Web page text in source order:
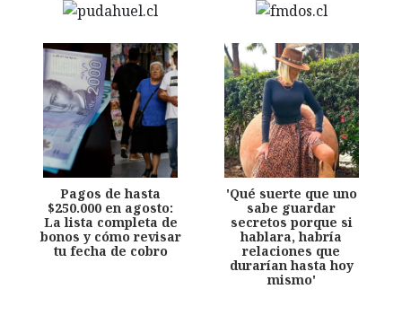
Pagos de hasta
$250.000 en agosto:
La lista completa de
bonos y cómo revisar
tu fecha de cobro
'Qué suerte que uno
sabe guardar
secretos porque si
hablara, habría
relaciones que
durarían hasta hoy
mismo'